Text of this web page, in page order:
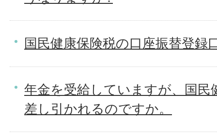
国民健康保険税の口座振替登録
年金を受給していますが、国民
差し引かれるのですか。